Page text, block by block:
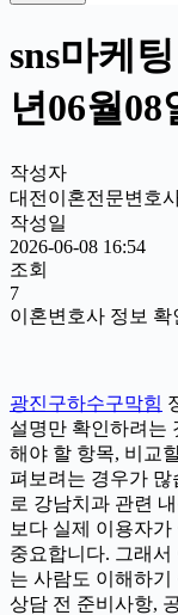
sns마케
년06월08
작성자
대전이혼전문변호
작성일
2026-06-08 16:54
조회
7
이혼변호사 정보 확
광진구하수구막힘
설명만 확인하려는
해야 할 항목, 비교
펴보려는 경우가 많
로 강남치과 관련
보다 실제 이용자
중요합니다. 그래
는 사람도 이해하
상담 전 준비사항,